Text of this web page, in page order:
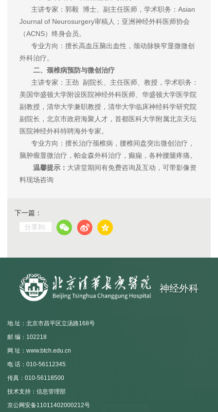
主讲专家：郭毅 博士、副主任医师，学术职务：Asian
Journal of Neurosurgery审稿人；亚洲神经外科医师协会
（ACNS）终身会员。
专业方向：擅长高血压脑出血性，颈动脉狭窄显微微创
外科治疗。
二、颈椎病预防与微创治疗
主讲专家：王劲 副院长、主任医师、教授，学术职务：
美国华盛顿大学附设医院神经外科医师、华盛顿大学医学院
副教授，清华大学兼职教授，清华大学临床神经科学研究院
副院长，北京市政府海聚人才，首都医科大学附属北京天坛
医院神经外科特聘海外专家。
专业方向：擅长治疗颈椎病，腰椎间盘突出微创治疗，
脑肿瘤显微治疗，帕金森外科治疗，癫痫，各种腰腿疼痛。
温馨提示： 大讲堂期间有免费咨询及互动，可带影像资
料现场咨询
下一篇：
分享到:
神经外科
地 址：北京市昌平区立汤路168号
邮 编：102218
网 址：www.btch.edu.cn
电 话：010-56112345
传真：010-56118500
技术支持：信息管理部
京公网安备11011402000212号